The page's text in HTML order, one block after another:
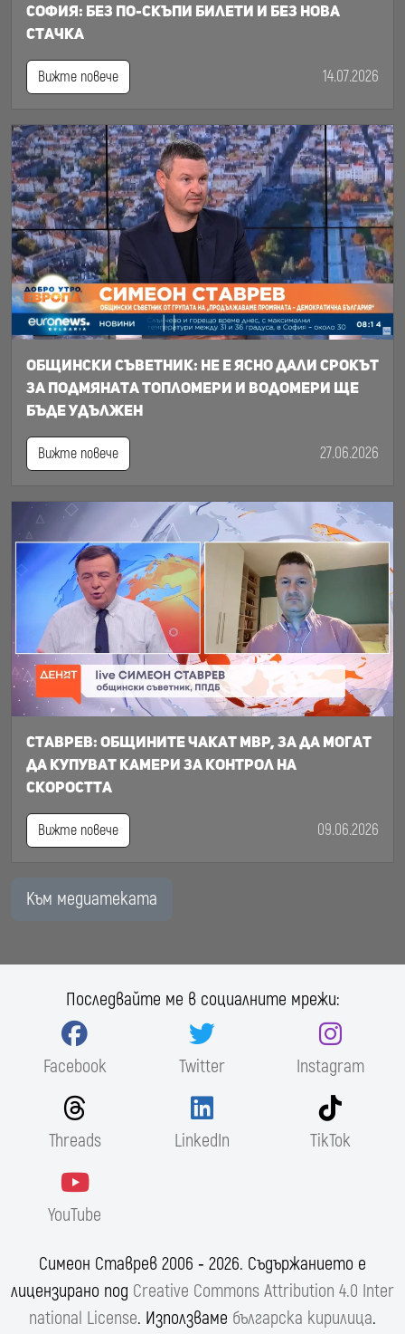
София: Без по-скъпи билети и без нова
стачка
Вижте повече 14.07.2026
Общински съветник: Не е ясно дали срокът
за подмяната топломери и водомери ще
бъде удължен
Вижте повече 27.06.2026
Ставрев: общините чакат МВР, за да могат
да купуват камери за контрол на
скоростта
Вижте повече 09.06.2026
Към медиатеката
Последвайте ме в социалните мрежи:
Facebook Twitter Instagram
Threads LinkedIn TikTok
YouTube
Симеон Ставрев 2006 ‐ 2026. Съдържанието е
лицензирано под Creative Commons Attribution 4.0 Inter
national License. Използваме българска кирилица.